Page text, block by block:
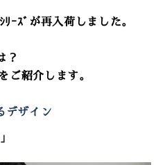
ｰｽﾞが再入荷しました。
？
をご紹介します。
ザイン